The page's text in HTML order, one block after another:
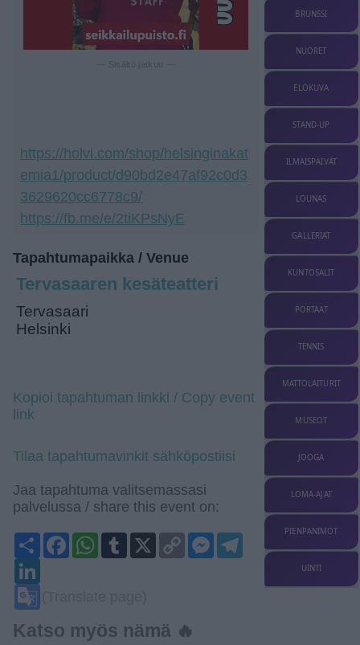
https://holvi.com/shop/helsinginakat
emia1/product/d90bd2e47af92c0d3
3629620cc6778c9/
https://fb.me/e/2tiKPsNyE
Tapahtumapaikka / Venue
Tervasaaren kesäteatteri
Tervasaari
Helsinki
Kopioi tapahtuman linkki / Copy event
link
Tilaa tapahtumavinkit sähköpostiisi
Jaa tapahtuma valitsemassasi
palvelussa / share this event on:
ShareFacebook
WhatsApp
Tumblr
Copy
Link
MessengerTelegram
Katso myös nämä 🔥
BRUNSSI
NUORET
ELOKUVA
STAND-UP
ILMAISPÄIVÄT
LOUNAS
GALLERIAT
KUNTOSALIT
PORTAAT
TENNIS
MATTOLAITURIT
MUSEOT
JOOGA
LOMA-AJAT
PIENPANIMOT
UINTI